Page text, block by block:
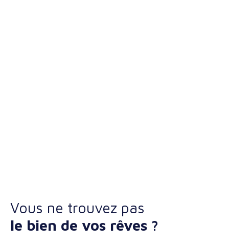
Vous ne trouvez pas
le bien de vos rêves ?